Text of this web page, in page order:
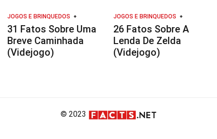
JOGOS E BRINQUEDOS
31 Fatos Sobre Uma
Breve Caminhada
(Videjogo)
JOGOS E BRINQUEDOS
26 Fatos Sobre A
Lenda De Zelda
(Videjogo)
© 2023